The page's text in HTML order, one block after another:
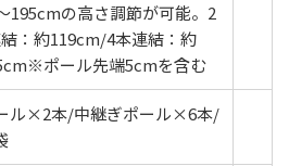
195cmの高さ調節が可能。2
：約119cm/4本連結：約
ポール先端5cmを含む
ル×2本/中継ぎポール×6本/